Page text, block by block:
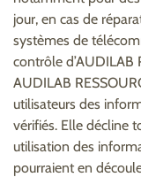
jour, en cas de
systèmes de
contrôle d’AUDILAB
AUDILAB
utilisateurs des
vérifiés. Elle décline
utilisation des
pourraient en